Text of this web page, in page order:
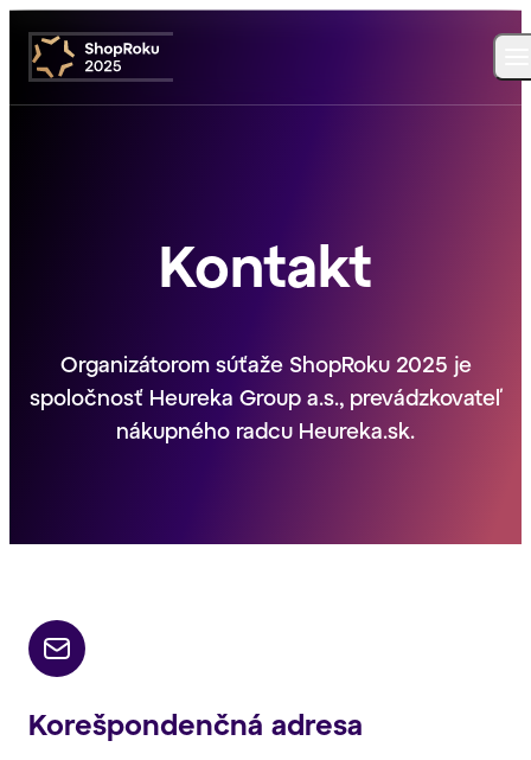
Kontakt
Organizátorom súťaže ShopRoku 2025 je
spoločnosť Heureka Group a.s., prevádzkovateľ
nákupného radcu Heureka.sk.
Korešpondenčná adresa